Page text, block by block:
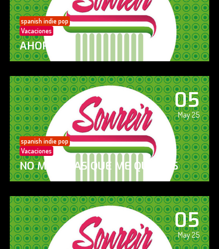
spanish indie pop
Vacaciones
AHORA SÍ!
05
May 25
spanish indie pop
Vacaciones
NO ME DIGAS QUE ME QUIERES
05
May 25